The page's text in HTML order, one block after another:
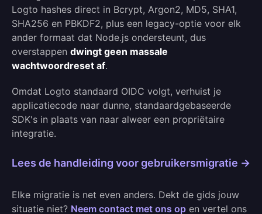
Logto hashes direct in Bcrypt, Argon2, MD5, SHA1,
SHA256 en PBKDF2, plus een legacy-optie voor elk
ander formaat dat Node.js ondersteunt, dus
overstappen dwingt geen massale
wachtwoordreset af.
Omdat Logto standaard OIDC volgt, verhuist je
applicatiecode naar dunne, standaardgebaseerde
SDK's in plaats van naar alweer een propriëtaire
integratie.
Lees de handleiding voor gebruikersmigratie →
Elke migratie is net even anders. Dekt de gids jouw
situatie niet? Neem contact met ons op en vertel ons